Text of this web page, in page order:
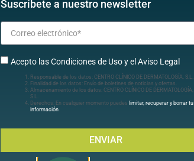
Suscríbete a nuestro newsletter
Acepto las Condiciones de Uso y el Aviso Legal
Responsable de los datos: CENTRO CLÍNICO DE DERMATOLOGÍA, S.L.
Finalidad de los datos: Envío de boletines de noticias y ofertas.
Almacenamiento de los datos: CENTRO CLÍNICO DE DERMATOLOGÍA,
S.L.
Derechos: En cualquier momento puedes limitar, recuperar y borrar tu
información.
ENVIAR